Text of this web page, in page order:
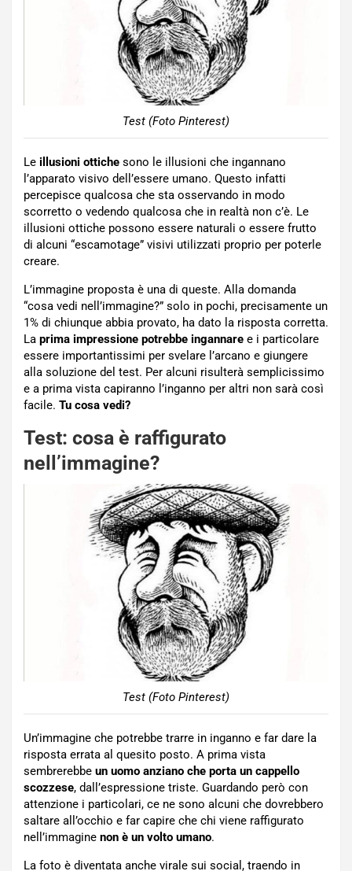
Test (Foto Pinterest)
Le illusioni ottiche sono le illusioni che ingannano
l’apparato visivo dell’essere umano. Questo infatti
percepisce qualcosa che sta osservando in modo
scorretto o vedendo qualcosa che in realtà non c’è. Le
illusioni ottiche possono essere naturali o essere frutto
di alcuni “escamotage” visivi utilizzati proprio per poterle
creare.
L’immagine proposta è una di queste. Alla domanda
“cosa vedi nell’immagine?” solo in pochi, precisamente un
1% di chiunque abbia provato, ha dato la risposta corretta.
La prima impressione potrebbe ingannare e i particolare
essere importantissimi per svelare l’arcano e giungere
alla soluzione del test. Per alcuni risulterà semplicissimo
e a prima vista capiranno l’inganno per altri non sarà così
facile. Tu cosa vedi?
Test: cosa è raffigurato
nell’immagine?
Test (Foto Pinterest)
Un’immagine che potrebbe trarre in inganno e far dare la
risposta errata al quesito posto. A prima vista
sembrerebbe un uomo anziano che porta un cappello
scozzese, dall’espressione triste. Guardando però con
attenzione i particolari, ce ne sono alcuni che dovrebbero
saltare all’occhio e far capire che chi viene raffigurato
nell’immagine non è un volto umano.
La foto è diventata anche virale sui social, traendo in